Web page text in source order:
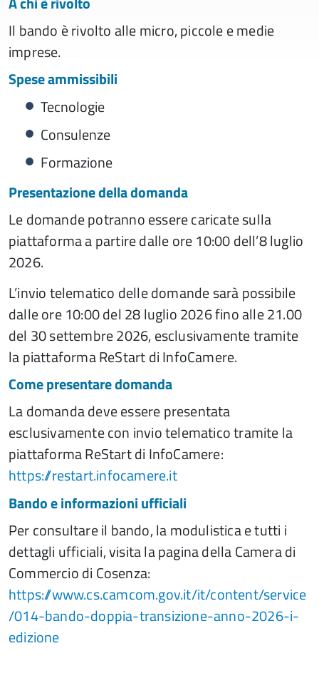
Il bando è rivolto alle micro, piccole e medie
imprese.
Spese ammissibili
Tecnologie
Consulenze
Formazione
Presentazione della domanda
Le domande potranno essere caricate sulla
piattaforma a partire dalle ore 10:00 dell’8 luglio
2026.
L’invio telematico delle domande sarà possibile
dalle ore 10:00 del 28 luglio 2026 fino alle 21.00
del 30 settembre 2026, esclusivamente tramite
la piattaforma ReStart di InfoCamere.
Come presentare domanda
La domanda deve essere presentata
esclusivamente con invio telematico tramite la
piattaforma ReStart di InfoCamere:
https://restart.infocamere.it
Bando e informazioni ufficiali
Per consultare il bando, la modulistica e tutti i
dettagli ufficiali, visita la pagina della Camera di
Commercio di Cosenza:
https://www.cs.camcom.gov.it/it/content/service
/014-bando-doppia-transizione-anno-2026-i-
edizione